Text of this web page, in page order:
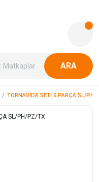
ARA
TORNAVİDA SETİ 6 PARÇA SL/